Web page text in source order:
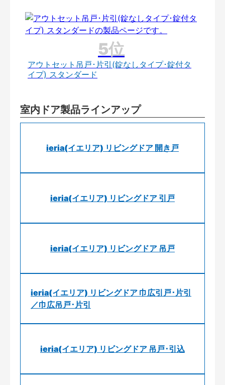
アウトセット吊戸･片引(錠なしタイプ･錠付タ
イプ) スタンダード
室内ドア製品ラインアップ
ieria(イエリア) リビングドア 開き戸
ieria(イエリア) リビングドア 引戸
ieria(イエリア) リビングドア 吊戸
ieria(イエリア) リビングドア 巾広引戸･片引
／巾広吊戸･片引
ieria(イエリア) リビングドア 吊戸･引込